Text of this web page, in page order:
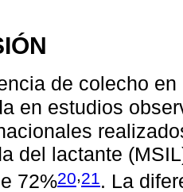
de colecho
en estudios
del lactante
72%20,21. La